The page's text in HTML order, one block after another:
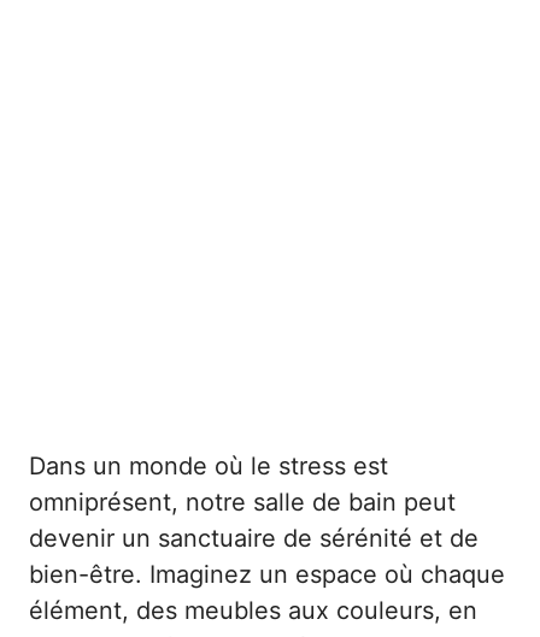
Dans un monde où le stress est
omniprésent, notre salle de bain peut
devenir un sanctuaire de sérénité et de
bien-être. Imaginez un espace où chaque
élément, des meubles aux couleurs, en